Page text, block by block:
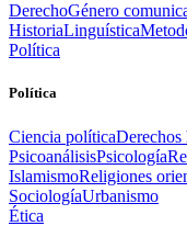
DerechoGénero
HistoriaLinguística
Política
Política
Ciencia políticaDerechos
PsicoanálisisPsicología
IslamismoReligiones
SociologíaUrbanismo
Ética